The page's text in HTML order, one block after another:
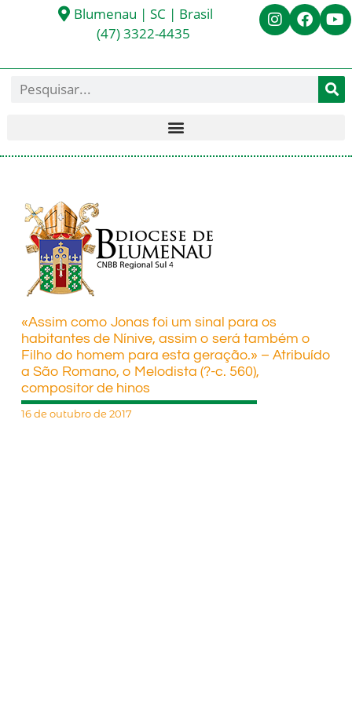
Blumenau | SC | Brasil
(47) 3322-4435
«Assim como Jonas foi um sinal para os
habitantes de Nínive, assim o será também o
Filho do homem para esta geração.» – Atribuído
a São Romano, o Melodista (?-c. 560),
compositor de hinos
16 de outubro de 2017